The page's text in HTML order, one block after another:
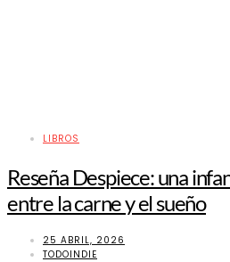
LIBROS
Reseña Despiece: una
entre la carne y el sueño
25 ABRIL, 2026
TODOINDIE